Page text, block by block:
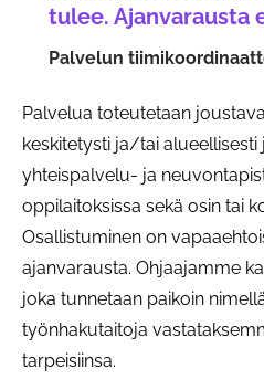
tulee. Ajanvarausta
Palvelun
Palvelua toteutetaan
keskitetysti ja/tai
yhteispalvelu- ja
oppilaitoksissa sekä osin tai
Osallistuminen on
ajanvarausta. Ohjaajamme
joka tunnetaan paikoin
työnhakutaitoja
tarpeisiinsa.